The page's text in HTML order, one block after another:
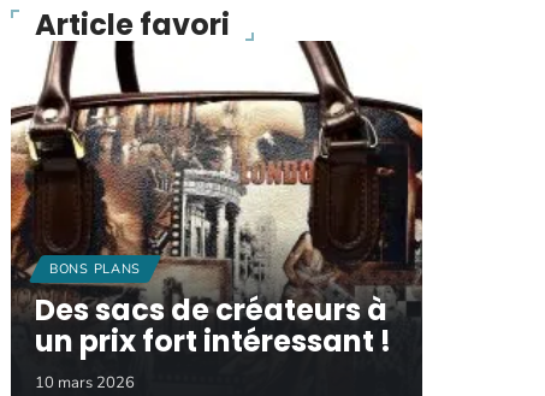
Article favori
BONS PLANS
Des sacs de créateurs à
un prix fort intéressant !
10 mars 2026